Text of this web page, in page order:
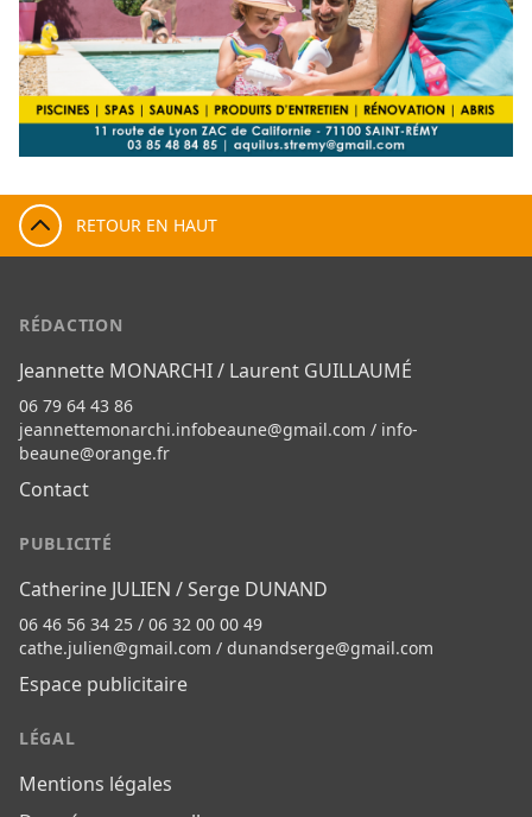
RETOUR EN HAUT
RÉDACTION
Jeannette MONARCHI / Laurent GUILLAUMÉ
06 79 64 43 86
jeannettemonarchi.infobeaune@gmail.com / info-
beaune@orange.fr
Contact
PUBLICITÉ
Catherine JULIEN / Serge DUNAND
06 46 56 34 25 / 06 32 00 00 49
cathe.julien@gmail.com / dunandserge@gmail.com
Espace publicitaire
LÉGAL
Mentions légales